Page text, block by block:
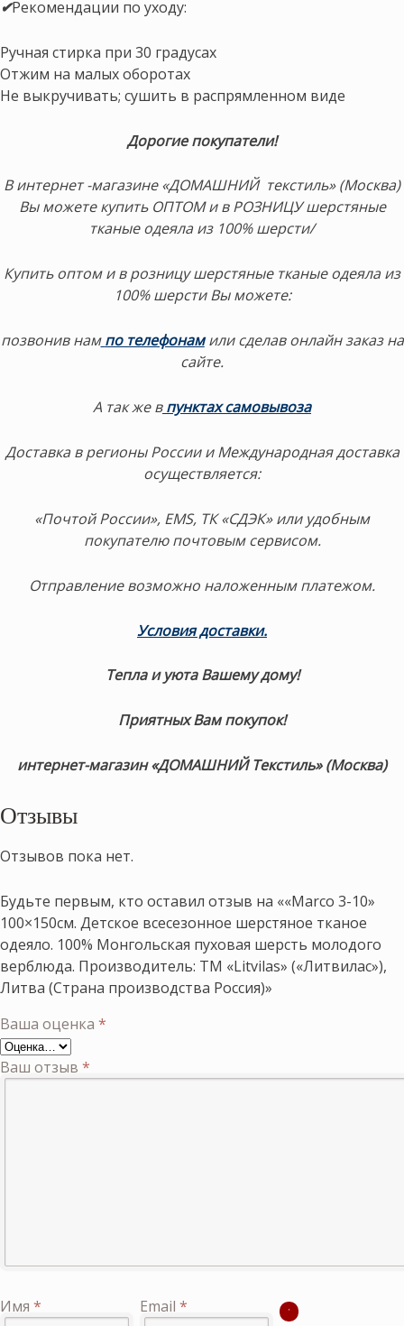
✔Рекомендации по уходу:
Ручная стирка при 30 градусах
Отжим на малых оборотах
Не выкручивать; сушить в распрямленном виде
Дорогие покупатели!
В интернет -магазине «ДОМАШНИЙ текстиль» (Москва)
Вы можете купить ОПТОМ и в РОЗНИЦУ шерстяные
тканые одеяла из 100% шерсти/
Купить оптом и в розницу шерстяные тканые одеяла из
100% шерсти Вы можете:
позвонив нам по телефонам или сделав онлайн заказ на
сайте.
А так же впунктах самовывоза
Доставка в регионы России и Международная доставка
осуществляется:
«Почтой России», EMS, ТК «СДЭК» или удобным
покупателю почтовым сервисом.
Отправление возможно наложенным платежом.
Условия доставки.
Тепла и уюта Вашему дому!
Приятных Вам покупок!
интернет-магазин «ДОМАШНИЙ Текстиль» (Москва)
Отзывы
Отзывов пока нет.
Будьте первым, кто оставил отзыв на ««Marco 3-10»
100×150см. Детское всесезонное шерстяное тканое
одеяло. 100% Монгольская пуховая шерсть молодого
верблюда. Производитель: ТМ «Litvilas» («Литвилас»),
Литва (Страна производства Россия)»
Ваша оценка *
Ваш отзыв *
Имя * Email *